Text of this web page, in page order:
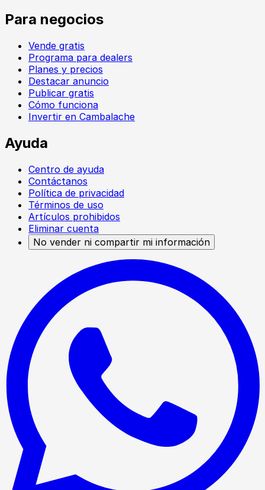
Para negocios
Vende gratis
Programa para dealers
Planes y precios
Destacar anuncio
Publicar gratis
Cómo funciona
Invertir en Cambalache
Ayuda
Centro de ayuda
Contáctanos
Política de privacidad
Términos de uso
Artículos prohibidos
Eliminar cuenta
No vender ni compartir mi información